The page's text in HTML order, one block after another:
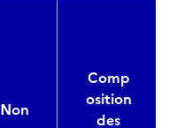
Non
Comp
osition
des